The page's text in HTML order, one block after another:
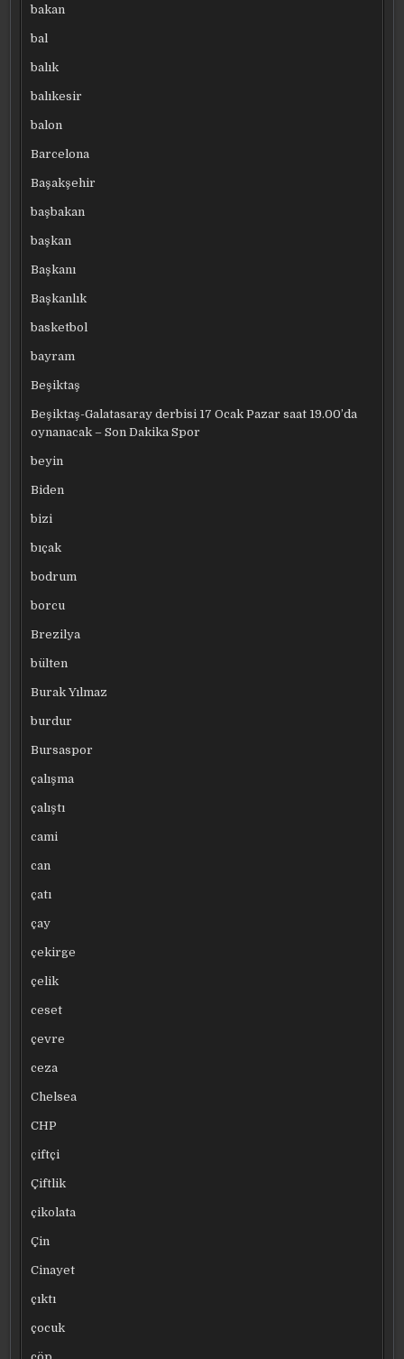
bakan
bal
balık
balıkesir
balon
Barcelona
Başakşehir
başbakan
başkan
Başkanı
Başkanlık
basketbol
bayram
Beşiktaş
Beşiktaş-Galatasaray derbisi 17 Ocak Pazar saat 19.00’da
oynanacak – Son Dakika Spor
beyin
Biden
bizi
bıçak
bodrum
borcu
Brezilya
bülten
Burak Yılmaz
burdur
Bursaspor
çalışma
çalıştı
cami
can
çatı
çay
çekirge
çelik
ceset
çevre
ceza
Chelsea
CHP
çiftçi
Çiftlik
çikolata
Çin
Cinayet
çıktı
çocuk